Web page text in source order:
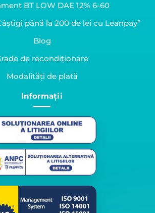
BT LOW DAE 12% 6-60
până la 200 de lei cu Leanpay”
Blog
de recondiționare
Modalități de plată
Informații